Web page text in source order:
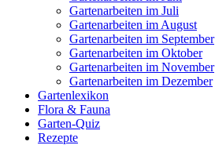
Gartenarbeiten im Juli
Gartenarbeiten im August
Gartenarbeiten im September
Gartenarbeiten im Oktober
Gartenarbeiten im November
Gartenarbeiten im Dezember
Gartenlexikon
Flora & Fauna
Garten-Quiz
Rezepte